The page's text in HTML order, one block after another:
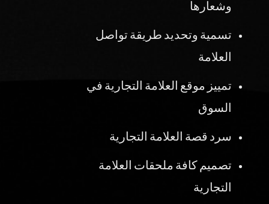
وشعارها
تسمية وتحديد طريقة تواصل
العلامة
تمييز موقع العلامة التجارية في
السوق
سرد قصة العلامة التجارية
تصميم كافة ملحقات العلامة
التجارية